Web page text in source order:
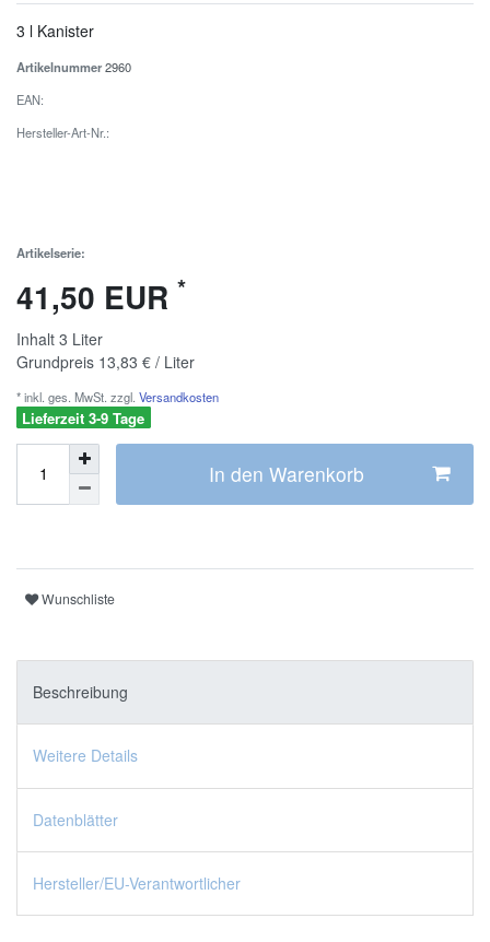
3 l Kanister
Artikelnummer2960
EAN:
Hersteller-Art-Nr.:
Artikelserie:
41,50 EUR *
Inhalt 3 Liter
Grundpreis 13,83 € / Liter
* inkl. ges. MwSt. zzgl. Versandkosten
Lieferzeit 3-9 Tage
In den Warenkorb
Wunschliste
Beschreibung
Weitere Details
Datenblätter
Hersteller/EU-Verantwortlicher